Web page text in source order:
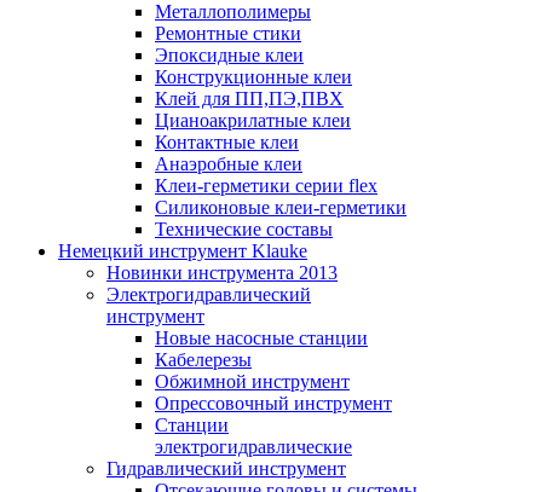
Металлополимеры
Ремонтные стики
Эпоксидные клеи
Конструкционные клеи
Клей для ПП,ПЭ,ПВХ
Цианоакрилатные клеи
Контактные клеи
Анаэробные клеи
Клеи-герметики серии flex
Силиконовые клеи-герметики
Технические составы
Немецкий инструмент Klauke
Новинки инструмента 2013
Электрогидравлический
инструмент
Новые насосные станции
Кабелерезы
Обжимной инструмент
Опрессовочный инструмент
Станции
электрогидравлические
Гидравлический инструмент